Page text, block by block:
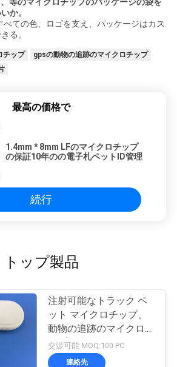
等のマイクロチップのパッケージの袋を
か。
べての色、ロゴを支え、パッケージはカス
る。
チップ
gpsの動物の追跡のマイクロチップ
最高の価格で
1.4mm * 8mm LFのマイクロチップ
の保証10年のの電子札ペットID管理
続行
トップ製品
注射可能なトラック ペ
ット マイクロチップ、
動物の追跡のマイクロチ
ップの注射可能なトラン
スポンダー
交渉可能 MOQ:100 PC
連絡先